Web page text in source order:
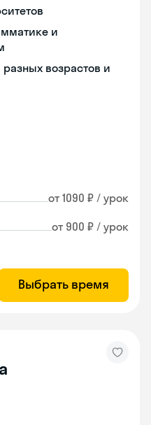
и
возрастов и
от 1090 ₽ / урок
от 900 ₽ / урок
Выбрать время